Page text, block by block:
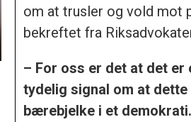
om at trusler og vold mot
bekreftet fra
– For oss er det at det
tydelig signal om at
bærebjelke i et